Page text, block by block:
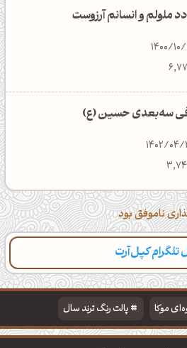
ملولم و انسانم آرزوست
سه‌بعدی حسین (ع)
ناموفق بود
تلگرام کپل‌آرت
موکا
پالت رنگ ترند سال
تایپوگرافی شعر مولانا